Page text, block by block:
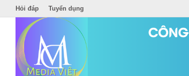
Hỏi đáp Tuyển dụng